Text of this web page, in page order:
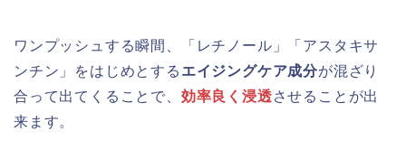
ワンプッシュする瞬間、「レチノール」「アスタキサ
ンチン」をはじめとする エイジングケア成分が混ざり
合って出てくることで、 効率良く浸透させることが出
来ます。